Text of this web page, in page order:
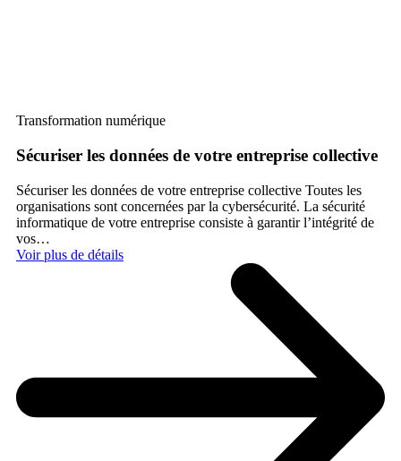
Transformation numérique
Sécuriser les données de votre entreprise collective
Sécuriser les données de votre entreprise collective Toutes les
organisations sont concernées par la cybersécurité. La sécurité
informatique de votre entreprise consiste à garantir l’intégrité de
vos…
Voir plus de détails